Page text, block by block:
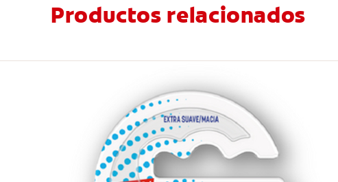
Productos relacionados